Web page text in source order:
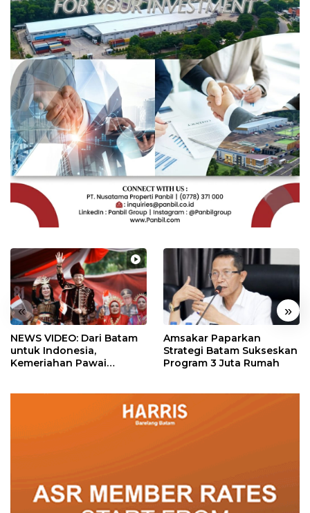
« »
NEWS VIDEO: Dari Batam
untuk Indonesia,
Kemeriahan Pawai
Amsakar Paparkan
Strategi Batam Sukseskan
Program 3 Juta Rumah